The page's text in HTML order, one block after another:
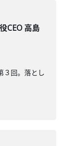
CEO 高島
３回。落とし